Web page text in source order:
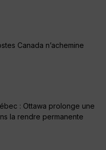
Canada n’achemine
: Ottawa prolonge une
la rendre permanente